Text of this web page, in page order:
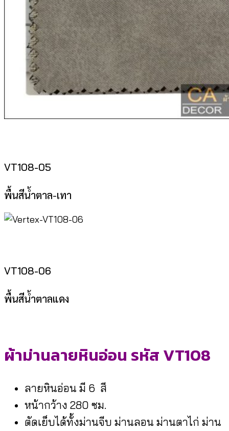
VT108-05
พื้นสีน้ำตาล-เทา
VT108-06
พื้นสีน้ำตาลแดง
ผ้าม่านลายหินอ่อน รหัส VT108
ลายหินอ่อน มี 6 สี
หน้ากว้าง 280 ซม.
ตัดเย็บได้ทั้งม่านจีบ ม่านลอน ม่านตาไก่ ม่าน